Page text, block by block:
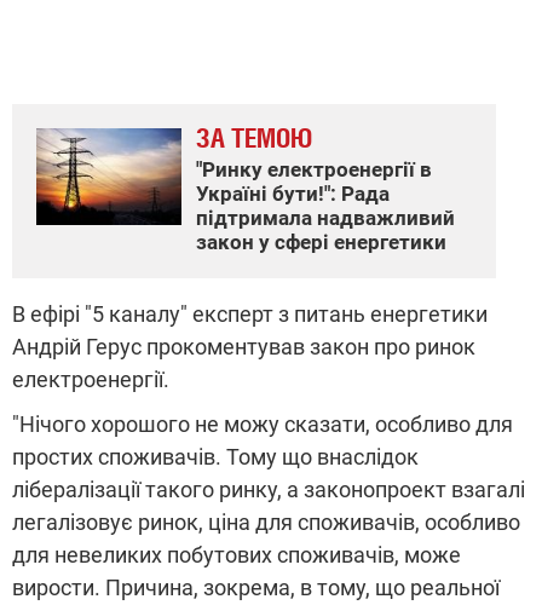
ЗА ТЕМОЮ
"Ринку електроенергії в
Україні бути!": Рада
підтримала надважливий
закон у сфері енергетики
В ефірі "5 каналу" експерт з питань енергетики
Андрій Герус прокоментував закон про ринок
електроенергії.
"Нічого хорошого не можу сказати, особливо для
простих споживачів. Тому що внаслідок
лібералізації такого ринку, а законопроект взагалі
легалізовує ринок, ціна для споживачів, особливо
для невеликих побутових споживачів, може
вирости. Причина, зокрема, в тому, що реальної